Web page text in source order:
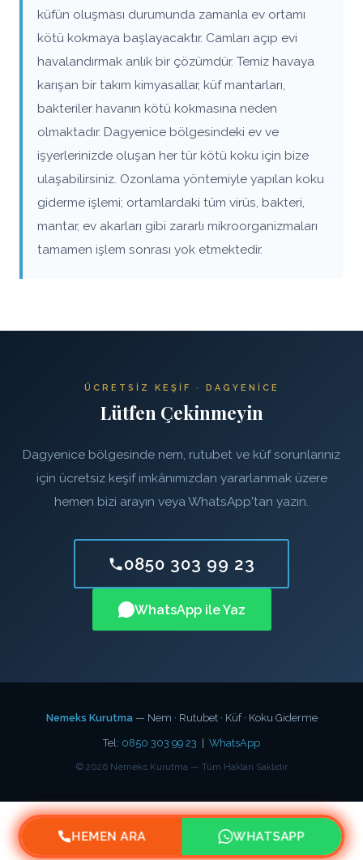
küfün oluşması durumunda zamanla ev ortamı
kötü kokmaya başlayacaktır. Camları açıp evi
havalandırmak anlık bir çözümdür. Temiz havaya
karışan bir takım kimyasallar, küf mantarları,
bakteriler havanın kötü kokmasına neden
olmaktadır. Dagyenice bölgesindeki ev ve
işyerlerinizde oluşan her tür kötü koku için bize
ulaşabilirsiniz. Ozonlama yöntemiyle yapılan koku
giderme işlemi; ortamlardaki tüm virüs, bakteri,
mantar, ev akarları gibi zararlı mikroorganizmaları
tamamen işlem sonrası yok etmektedir.
ÜCRETSIZ KEŞIF · DAGYENICE
Lütfen Çekinmeyin
Dagyenice bölgesinde nem, rutubet ve küf sorunlarınız
için ücretsiz keşif imkânımızdan yararlanmak üzere
hemen bizi arayın veya WhatsApp'tan yazın.
0850 303 99 23
WhatsApp ile Yaz
Nemeks Kurutma— Nem · Rutubet · Küf · Koku Giderme
Tel: 0850 303 99 23 WhatsApp
© 2026Nemeks Kurutma — Tüm Hakları Saklıdır
HEMEN ARA WHATSAPP